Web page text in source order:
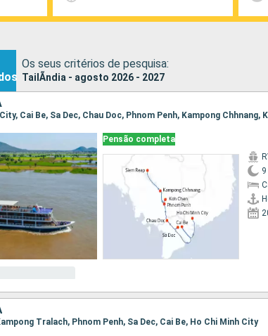
Os seus critérios de pesquisa:
TailÃndia - agosto 2026 - 2027
Cai Be, Sa Dec, Chau Doc, Phnom Penh, Kampong Chhnang,
Pensão completa
9
Tralach, Phnom Penh, Sa Dec, Cai Be, Ho Chi Minh City